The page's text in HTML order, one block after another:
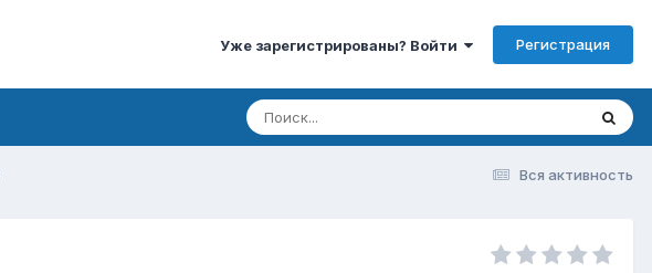
Уже зарегистрированы? Войти Регистрация
Вся активность